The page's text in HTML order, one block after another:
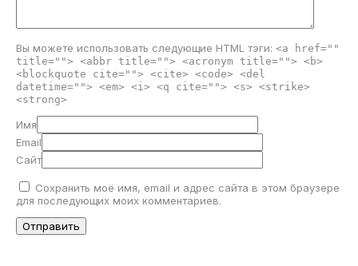
Вы можете использовать следующие HTML тэги: <a href=""
title=""> <abbr title=""> <acronym title=""> <b>
<blockquote cite=""> <cite> <code> <del
datetime=""> <em> <i> <q cite=""> <s> <strike>
<strong>
Имя
Email
Сайт
Сохранить моё имя, email и адрес сайта в этом браузере
для последующих моих комментариев.